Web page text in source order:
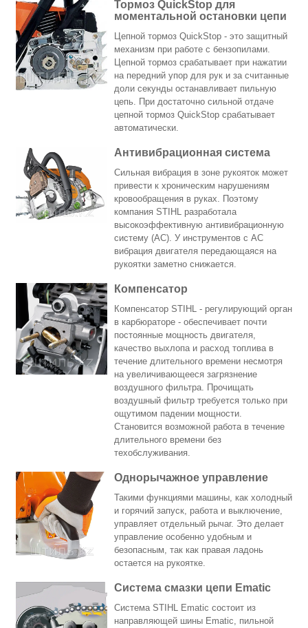
Тормоз QuickStop для
моментальной остановки цепи
Цепной тормоз QuickStop - это защитный
механизм при работе с бензопилами.
Цепной тормоз срабатывает при нажатии
на передний упор для рук и за считанные
доли секунды останавливает пильную
цепь. При достаточно сильной отдаче
цепной тормоз QuickStop срабатывает
автоматически.
Антивибрационная система
Сильная вибрация в зоне рукояток может
привести к хроническим нарушениям
кровообращения в руках. Поэтому
компания STIHL разработала
высокоэффективную антивибрационную
систему (АС). У инструментов с АС
вибрация двигателя передающаяся на
рукоятки заметно снижается.
Компенсатор
Компенсатор STIHL - регулирующий орган
в карбюраторе - обеспечивает почти
постоянные мощность двигателя,
качество выхлопа и расход топлива в
течение длительного времени несмотря
на увеличивающееся загрязнение
воздушного фильтра. Прочищать
воздушный фильтр требуется только при
ощутимом падении мощности.
Становится возможной работа в течение
длительного времени без
техобслуживания.
Однорычажное управление
Такими функциями машины, как холодный
и горячий запуск, работа и выключение,
управляет отдельный рычаг. Это делает
управление особенно удобным и
безопасным, так как правая ладонь
остается на рукоятке.
Система смазки цепи Ematic
Система STIHL Ematic состоит из
направляющей шины Ematic, пильной